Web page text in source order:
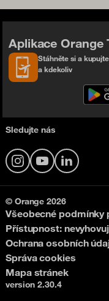
Aplikace Orange
Stáhněte si a
a kdekoliv
Sledujte nás
InstagramYouTubeLinkedIn
© Orange 2026
Všeobecné podmínky
Přístupnost:
Ochrana osobních
Správa cookies
Mapa stránek
version 2.30.4